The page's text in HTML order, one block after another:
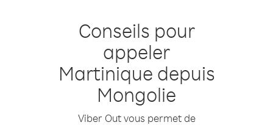
Conseils pour
appeler
Martinique depuis
Mongolie
Viber Out vous permet de